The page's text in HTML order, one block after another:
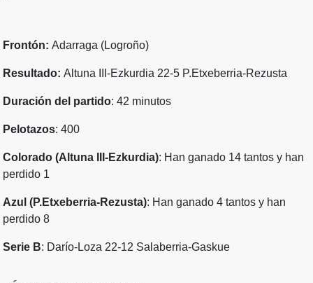
Frontón: Adarraga (Logroño)
Resultado: Altuna III-Ezkurdia 22-5 P.Etxeberria-Rezusta
Duración del partido: 42 minutos
Pelotazos: 400
Colorado (Altuna III-Ezkurdia): Han ganado 14 tantos y han
perdido 1
Azul (P.Etxeberria-Rezusta): Han ganado 4 tantos y han
perdido 8
Serie B: Darío-Loza 22-12 Salaberria-Gaskue